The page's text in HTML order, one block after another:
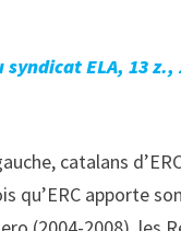
ELA, 13
catalans
qu’ERC apporte